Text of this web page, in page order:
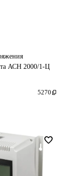
АСН 2000/1-Ц
5270